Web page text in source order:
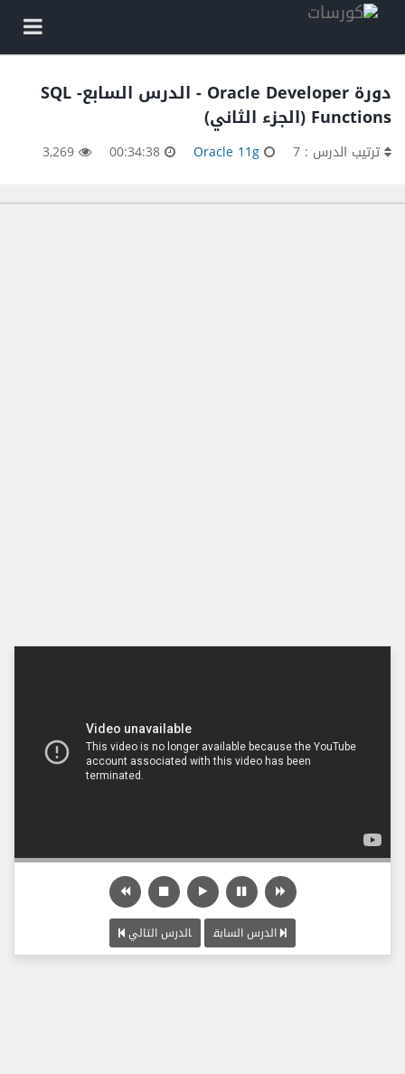
دورة Oracle Developer - الدرس السابع- SQL
Functions (الجزء الثاني)
ترتيب الدرس : 7 Oracle 11g
الدرس السابق الدرس التالي